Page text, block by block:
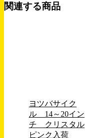
関連する商品
ヨツバサイク
ル 14～20イン
チ クリスタル
ピンク入荷